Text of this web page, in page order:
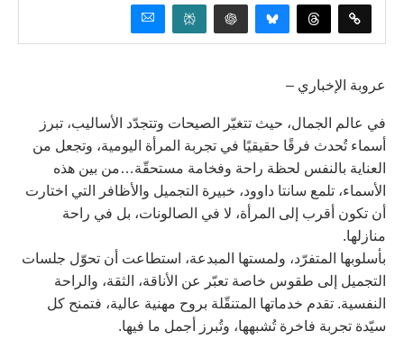
عروبة الإخباري –
في عالم الجمال، حيث تتغيّر الصيحات وتتجدّد الأساليب، تبرز
أسماء تُحدث فرقًا حقيقيًا في تجربة المرأة اليومية، وتجعل من
العناية بالنفس لحظة راحة وفخامة مستحقّة…من بين هذه
الأسماء، تلمع سانتا داوود، خبيرة التجميل والأظافر التي اختارت
أن تكون أقرب إلى المرأة، لا في الصالونات، بل في راحة
منازلها.
بأسلوبها المتفرّد، ولمستها المبدعة، استطاعت أن تحوّل جلسات
التجميل إلى طقوس خاصة تعبّر عن الأناقة، الثقة، والراحة
النفسية. تقدم خدماتها المتنقّلة بروح مهنية عالية، فتمنح كل
سيّدة تجربة فاخرة تُشبهها، وتُبرز أجمل ما فيها.